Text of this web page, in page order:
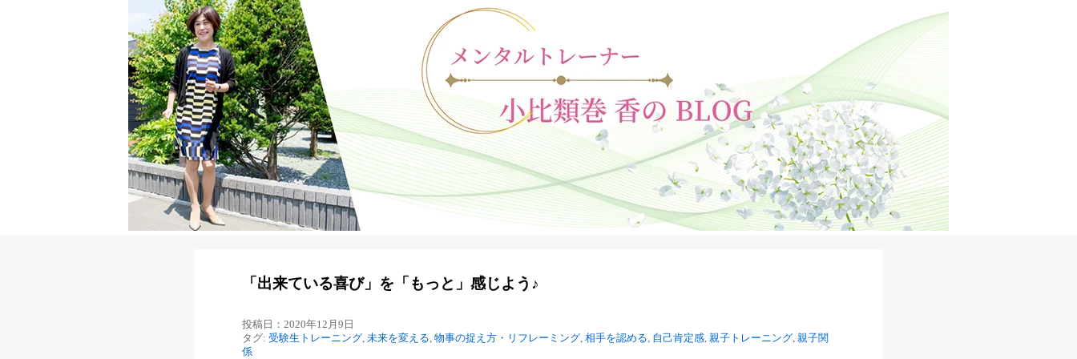
「出来ている喜び」を「もっと」感じよう♪
投稿日：2020年12月9日
タグ: 受験生トレーニング, 未来を変える, 物事の捉え方・リフレーミング, 相手を認める, 自己肯定感, 親子トレーニング, 親子関
係